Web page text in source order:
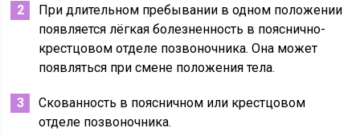
При длительном пребывании в одном положении
появляется лёгкая болезненность в пояснично-
крестцовом отделе позвоночника. Она может
появляться при смене положения тела.
Скованность в поясничном или крестцовом
отделе позвоночника.